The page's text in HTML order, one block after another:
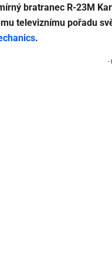
bratranec R-23M
televiznímu pořadu
.